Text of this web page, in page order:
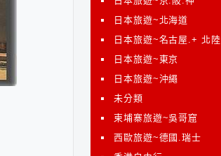
日本旅遊~北海道
日本旅遊~名古屋.+ 北陸
日本旅遊~東京
日本旅遊~沖繩
未分類
柬埔寨旅遊~吳哥窟
西歐旅遊~德國.瑞士